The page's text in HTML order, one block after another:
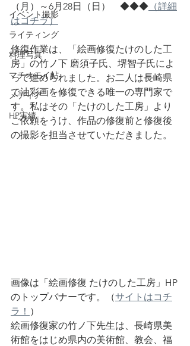
イベント撮影
ライティング
料理写真
マチオモイ帖
メディア
HP実績
（月）～6月28日（日）　◆◆◆ （詳細
はコチラ）
修復作業は、「絵画修復たけのした工
房」の竹ノ下 磨須子氏、堺智子氏によ
って進められました。お二人は長崎県
で油彩画を修復できる唯一の専門家で
す。私はその「たけのした工房」より
ご依頼をうけ、作品の修復前と修復後
の撮影を担当させていただきました。
画像は「絵画修復 たけのした工房」HP
のトップバナーです。（サイトはコチ
ラ！ ）
絵画修復家の竹ノ下先生は、長崎県美
術館をはじめ県内の美術館、教会、福